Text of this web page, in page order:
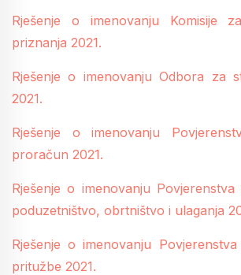
Rješenje o imenovanju Komisije
priznanja 2021.
Rješenje o imenovanju Odbora za
2021.
Rješenje o imenovanju
proračun 2021.
Rješenje o imenovanju
poduzetništvo, obrtništvo i ulaganja
Rješenje o imenovanju
pritužbe 2021.